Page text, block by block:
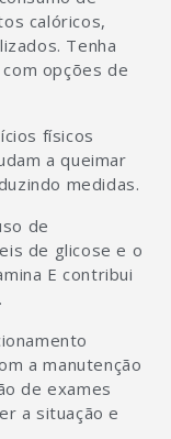
calóricos,
Tenha
opções de
físicos
a queimar
medidas.
de
de glicose e o
E contribui
a manutenção
de exames
a situação e